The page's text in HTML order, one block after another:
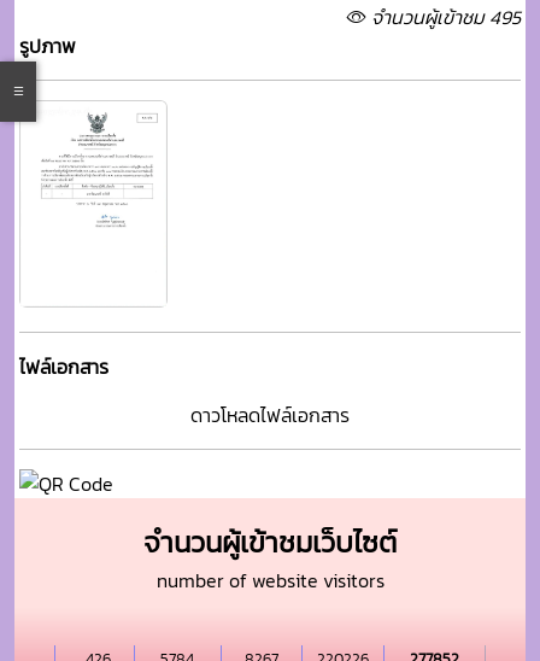
จำนวนผู้เข้าชม 495
รูปภาพ
ไฟล์เอกสาร
ดาวโหลดไฟล์เอกสาร
จำนวนผู้เข้าชมเว็บไซต์
number of website visitors